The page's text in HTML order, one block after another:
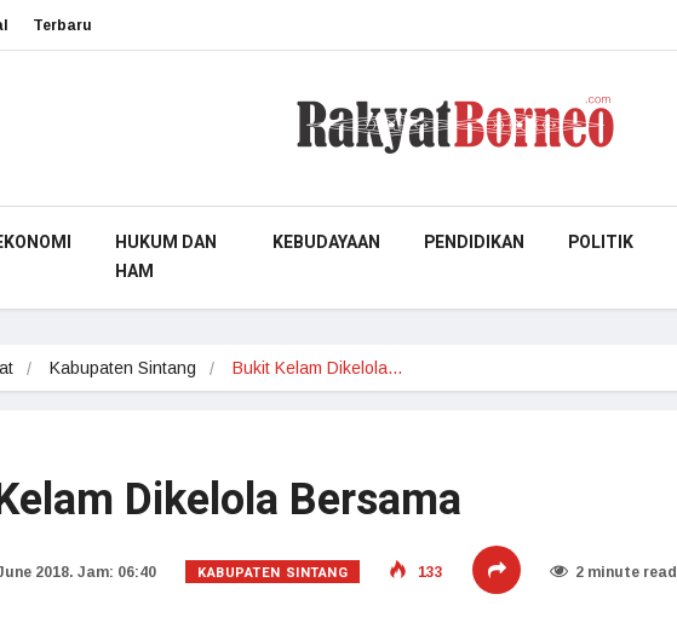
Terbaru
HUKUM DAN
HAM
KEBUDAYAAN PENDIDIKAN POLITIK
Kabupaten Sintang Bukit Kelam Dikelola…
Dikelola Bersama
2018. Jam: 06:40 KABUPATEN SINTANG 133 2 minute read